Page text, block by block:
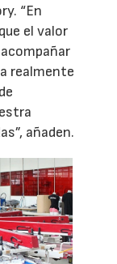
“En
el valor
realmente
añaden.